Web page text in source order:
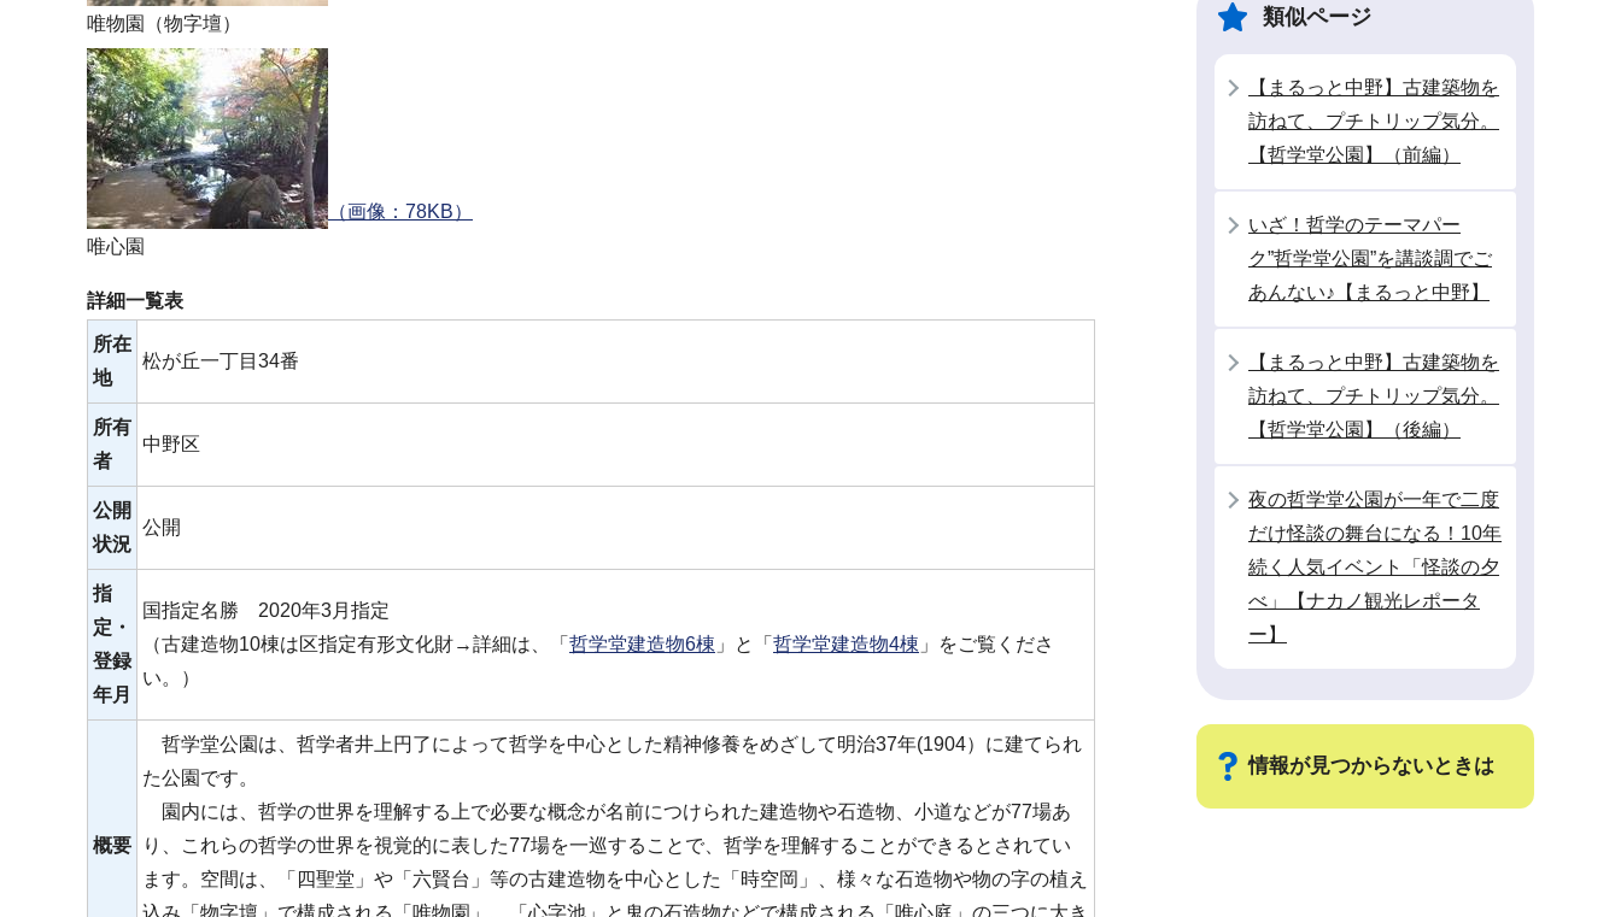
唯物園（物字壇）
（画像：78KB）
唯心園
詳細一覧表
所在
地
松が丘一丁目34番
所有
者
中野区
公開
状況
公開
指
定・
登録
年月
国指定名勝 2020年3月指定
（古建造物10棟は区指定有形文化財→詳細は、「 哲学堂建造物6棟 」と「 哲学堂建造物4棟 」をご覧くださ
い。）
概要
哲学堂公園は、哲学者井上円了によって哲学を中心とした精神修養をめざして明治37年(1904）に建てられ
た公園です。
園内には、哲学の世界を理解する上で必要な概念が名前につけられた建造物や石造物、小道などが77場あ
り、これらの哲学の世界を視覚的に表した77場を一巡することで、哲学を理解することができるとされてい
ます。空間は、「四聖堂」や「六賢台」等の古建造物を中心とした「時空岡」、様々な石造物や物の字の植え
込み「物字壇」で構成される「唯物園」、「心字池」と鬼の石造物などで構成される「唯心庭」の三つに大き
類似ページ
【まるっと中野】古建築物を
訪ねて、プチトリップ気分。
【哲学堂公園】（前編）
いざ！哲学のテーマパー
ク”哲学堂公園”を講談調でご
あんない♪【まるっと中野】
【まるっと中野】古建築物を
訪ねて、プチトリップ気分。
【哲学堂公園】（後編）
夜の哲学堂公園が一年で二度
だけ怪談の舞台になる！10年
続く人気イベント「怪談の夕
べ」【ナカノ観光レポータ
ー】
情報が見つからないときは